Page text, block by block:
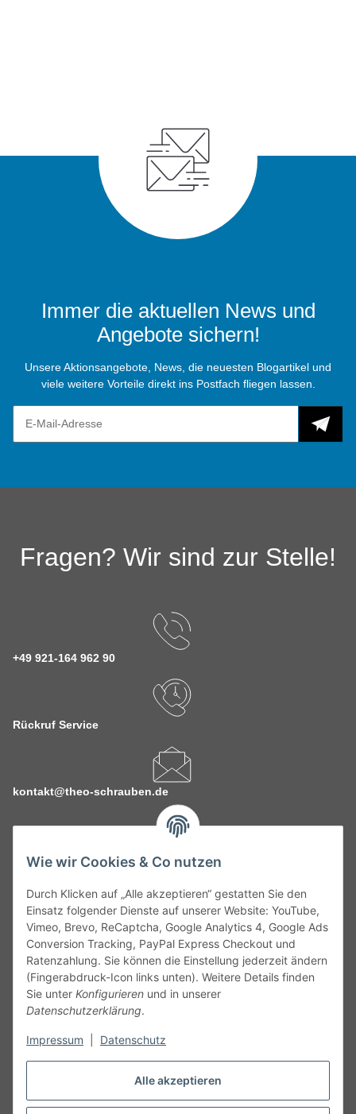
Alle akzeptieren
Wie wir Cookies & Co nutzen
Durch Klicken auf „Alle akzeptieren“ gestatten Sie den
Einsatz folgender Dienste auf unserer Website: YouTube,
Vimeo, Brevo, ReCaptcha, Google Analytics 4, Google Ads
Conversion Tracking, PayPal Express Checkout und
Ratenzahlung. Sie können die Einstellung jederzeit ändern
(Fingerabdruck-Icon links unten). Weitere Details finden
Sie unter Konfigurieren und in unserer
Datenschutzerklärung.
Impressum Datenschutz
Immer die aktuellen News und
Angebote sichern!
Unsere Aktionsangebote, News, die neuesten Blogartikel und
viele weitere Vorteile direkt ins Postfach fliegen lassen.
Fragen? Wir sind zur Stelle!
+49 921-164 962 90
Rückruf Service
kontakt@theo-schrauben.de
Service
Gesetzliche Informationen
Alle technischen Angaben ohne Gewähr. Irrtümer und fehlerhafte
Angaben vorbehalten. Wenn Sie Datenblätter oder spezielle
unseren Kundenservice. Abbildungen der Artikel können
Vertrag widerrufen